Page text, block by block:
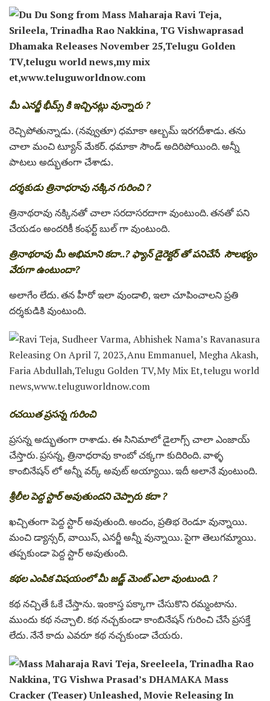
మీ ఎనర్జీ భీమ్స్ కి ఇచ్చినట్లు వున్నారు ?
రెచ్చిపోతున్నాడు. (నవ్వుతూ) ధమాకా ఆల్బమ్ ఇరగదీశాడు. తను
చాలా మంచి ట్యూన్ మేకర్. ధమాకా సౌండ్ అదిరిపోయింది. అన్నీ
పాటలు అద్భుతంగా చేశాడు.
దర్శకుడు త్రినాధరావు నక్కిన గురించి ?
త్రినాథరావు నక్కినతో చాలా సరదాసరదాగా వుంటుంది. తనతో పని
చేయడం అందరికీ కంఫర్ట్ బుల్ గా వుంటుంది.
త్రినాథ‌రావు మీ అభిమాని క‌దా..? ఫ్యాన్ డైరెక్టర్ తో పనిచేసే సౌల‌భ్యం
వేరుగా ఉంటుందా?
అలాగేం లేదు. తన హీరో ఇలా వుండాలి, ఇలా చూపించాలని ప్రతి
దర్శకుడికి వుంటుంది.
రచయిత ప్రసన్న గురించి
ప్రసన్న అద్భుతంగా రాశాడు. ఈ సినిమాలో డైలాగ్స్ చాలా ఎంజాయ్
చేస్తారు. ప్రసన్న, త్రినాధరావు కాంబో చక్కగా కుదిరింది. వాళ్ళ
కాంబినేషన్ లో అన్నీ వర్క్ అవుట్ అయ్యాయి. ఇదీ అలానే వుంటుంది.
శ్రీలీల పెద్ద స్టార్ అవుతుందని చెప్పారు కదా ?
ఖచ్చితంగా పెద్ద స్టార్ అవుతుంది. అందం, ప్రతిభ రెండూ వున్నాయి.
మంచి డ్యాన్సర్, వాయిస్, ఎనర్జీ అన్నీ వున్నాయి. పైగా తెలుగమ్మాయి.
తప్పకుండా పెద్ద స్టార్ అవుతుంది.
కథల ఎంపిక విషయంలో మీ జడ్జ్ మెంట్ ఎలా వుంటుంది. ?
కథ నచ్చితే ఓకే చేస్తాను. ఇంకాస్త పక్కాగా చేసుకొని రమ్మంటాను.
ముందు కథ నచ్చాలి. కథ నచ్చకుండా కాంబినేషన్ గురించి చేసే ప్రసక్తే
లేదు. నేనే కాదు ఎవరూ కథ నచ్చకుండా చేయరు.